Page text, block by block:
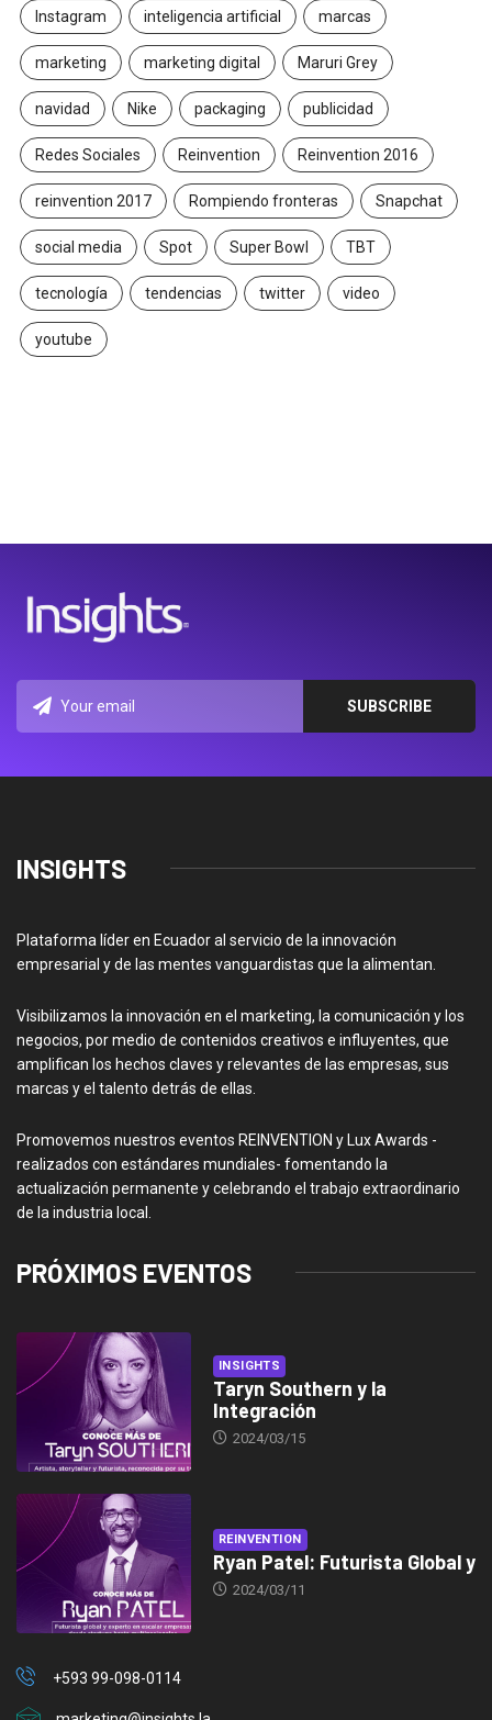
Instagram inteligencia artificial marcas
marketing marketing digital Maruri Grey
navidad Nike packaging publicidad
Redes Sociales Reinvention Reinvention 2016
reinvention 2017 Rompiendo fronteras Snapchat
social media Spot Super Bowl TBT
tecnología tendencias twitter video
youtube
INSIGHTS
Plataforma líder en Ecuador al servicio de la innovación
empresarial y de las mentes vanguardistas que la alimentan.
Visibilizamos la innovación en el marketing, la comunicación y los
negocios, por medio de contenidos creativos e influyentes, que
amplifican los hechos claves y relevantes de las empresas, sus
marcas y el talento detrás de ellas.
Promovemos nuestros eventos REINVENTION y Lux Awards -
realizados con estándares mundiales- fomentando la
actualización permanente y celebrando el trabajo extraordinario
de la industria local.
PRÓXIMOS EVENTOS
INSIGHTS
Taryn Southern y la
Integración
2024/03/15
REINVENTION
Ryan Patel: Futurista Global y
2024/03/11
+593 99-098-0114